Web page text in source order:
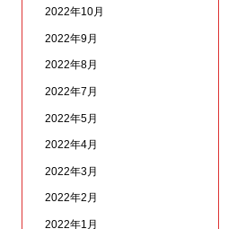
2022年10月
2022年9月
2022年8月
2022年7月
2022年5月
2022年4月
2022年3月
2022年2月
2022年1月